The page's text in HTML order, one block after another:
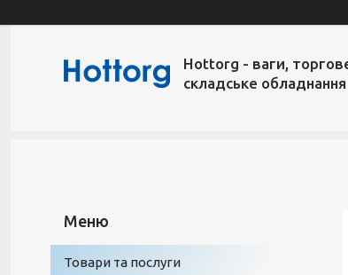
Hottorg - ваги,
складське обладнання
Товари та послуги